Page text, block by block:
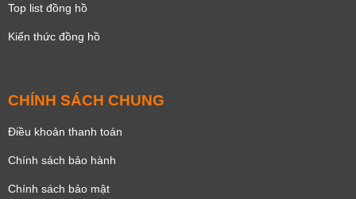
Top list đồng hồ
Kiến thức đồng hồ
CHÍNH SÁCH CHUNG
Điều khoản thanh toán
Chính sách bảo hành
Chính sách bảo mật